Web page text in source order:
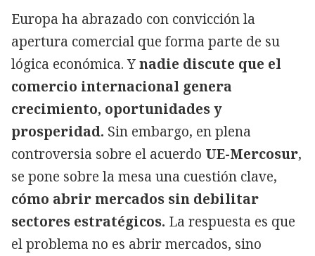
Europa ha abrazado con convicción la
apertura comercial que forma parte de su
lógica económica. Ynadie discute que el
comercio internacional genera
crecimiento, oportunidades y
prosperidad. Sin embargo, en plena
controversia sobre el acuerdo UE-Mercosur,
se pone sobre la mesa una cuestión clave,
cómo abrir mercados sin debilitar
sectores estratégicos. La respuesta es que
el problema no es abrir mercados, sino